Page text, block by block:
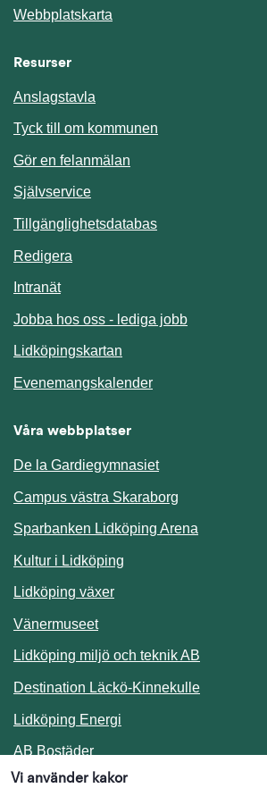
Vi använder kakor
Webbplatskarta
Resurser
Anslagstavla
Tyck till om kommunen
Gör en felanmälan
SjälvserviceLänk till annan webbplats.
TillgänglighetsdatabasLänk till annan
Redigera
IntranätLänk till annan webbplats.
Jobba hos oss - lediga jobb
Lidköpingskartan
EvenemangskalenderLänk till annan
Våra webbplatser
De la Gardiegymnasiet
Campus västra Skaraborg
Sparbanken Lidköping Arena
Kultur i Lidköping
Lidköping växer
Vänermuseet
Lidköping miljö och teknik AB
Destination Läckö-KinnekulleLänk till
Lidköping Energi
AB BostäderLänk till annan webbplats.